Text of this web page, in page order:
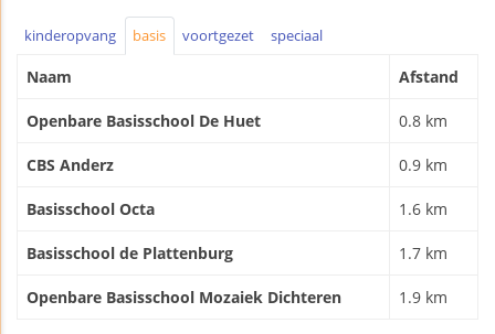
kinderopvang basis voortgezet speciaal
Naam Afstand
Openbare Basisschool De Huet 0.8 km
CBS Anderz 0.9 km
Basisschool Octa 1.6 km
Basisschool de Plattenburg 1.7 km
Openbare Basisschool Mozaiek Dichteren 1.9 km